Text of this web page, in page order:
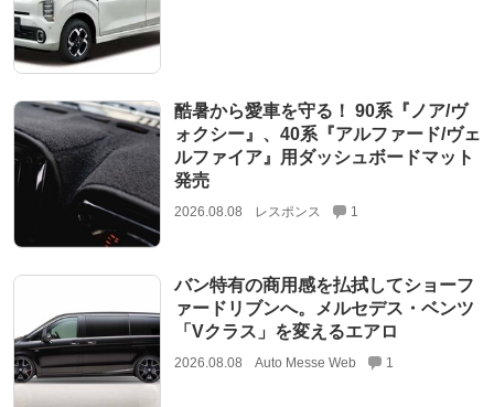
酷暑から愛車を守る！ 90系『ノア/ヴ
ォクシー』、40系『アルファード/ヴェ
ルファイア』用ダッシュボードマット
発売
2026.08.08 レスポンス 1
バン特有の商用感を払拭してショーフ
ァードリブンへ。メルセデス・ベンツ
「Vクラス」を変えるエアロ
2026.08.08 Auto Messe Web 1